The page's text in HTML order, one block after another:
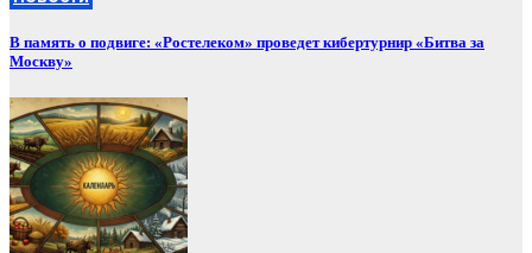
В память о подвиге: «Ростелеком» проведет кибертурнир «Битва за
Москву»